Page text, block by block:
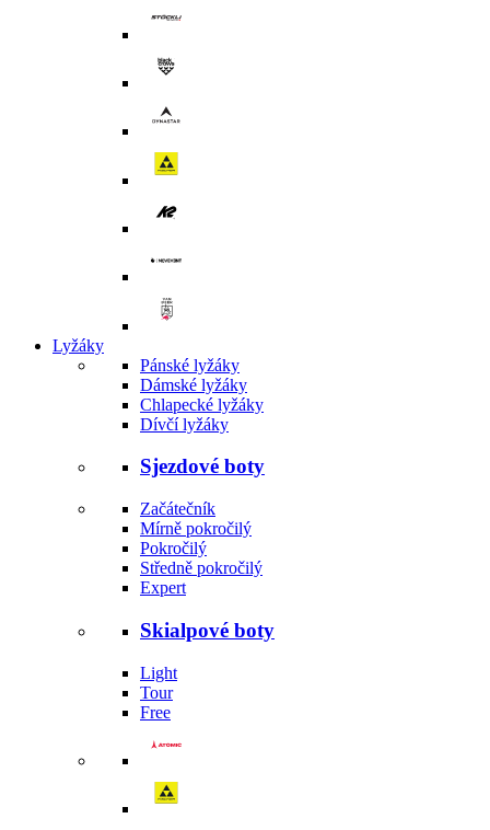
Lyžáky
Pánské lyžáky
Dámské lyžáky
Chlapecké lyžáky
Dívčí lyžáky
Sjezdové boty
Začátečník
Mírně pokročilý
Pokročilý
Středně pokročilý
Expert
Skialpové boty
Light
Tour
Free